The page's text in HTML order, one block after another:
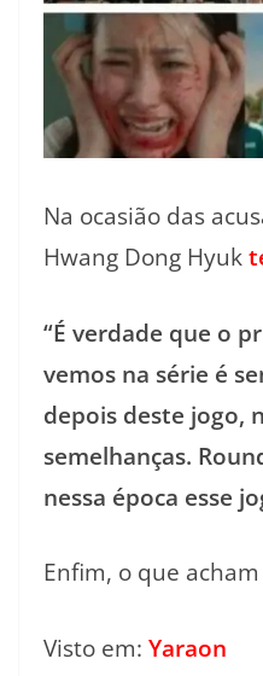
Na ocasião das
Hwang Dong Hyuk
“É verdade que o
vemos na série é
depois deste jogo,
semelhanças.
nessa época esse
Enfim, o que
Visto em: Yaraon